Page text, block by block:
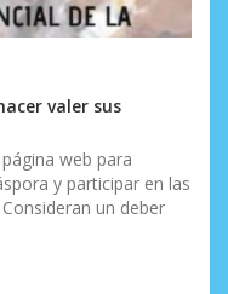
valer sus
web para
y participar en las
un deber